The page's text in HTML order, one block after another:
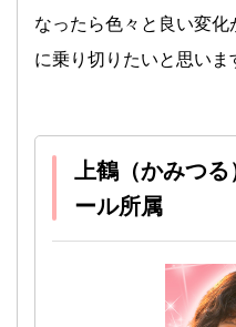
なったら色々と良い変化
に乗り切りたいと思いま
上鶴（かみつる
ール所属